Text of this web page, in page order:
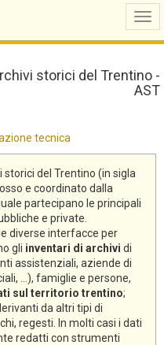
storici del Trentino -
AST
tecnica
storici del Trentino (in sigla
e coordinato dalla
partecipano le principali
e private.
diverse interfacce per
gli inventari di archivi di
assistenziali, aziende di
...), famiglie e persone,
sul territorio trentino;
da altri tipi di
regesti. In molti casi i dati
redatti con strumenti